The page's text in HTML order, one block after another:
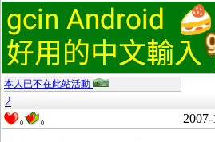
本人已不在此站活動
2
0 0 2007-